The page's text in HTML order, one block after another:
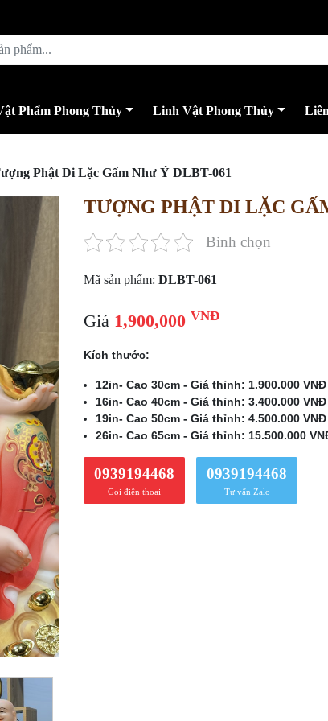
Phẩm Phong Thủy Linh Vật Phong Thủy
Phật Di Lặc Gấm Như Ý DLBT-061
TƯỢNG PHẬT DI LẶC
Bình chọn
Mã sản phẩm: DLBT-061
Giá 1,900,000 VNĐ
Kích thước:
12in- Cao 30cm - Giá thỉnh: 1.900.000 VNĐ
16in- Cao 40cm - Giá thỉnh: 3.400.000 VNĐ
19in- Cao 50cm - Giá thỉnh: 4.500.000 VNĐ
26in- Cao 65cm - Giá thỉnh: 15.500.000
0939194468
Gọi điện thoại
0939194468
Tư vấn Zalo